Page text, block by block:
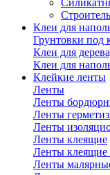
Клеи для
Грунтовки под
Клеи для
Клеи для
Клейкие ленты
Ленты
Ленты
Ленты
Ленты
Ленты клеящие
Ленты клеящие
Ленты